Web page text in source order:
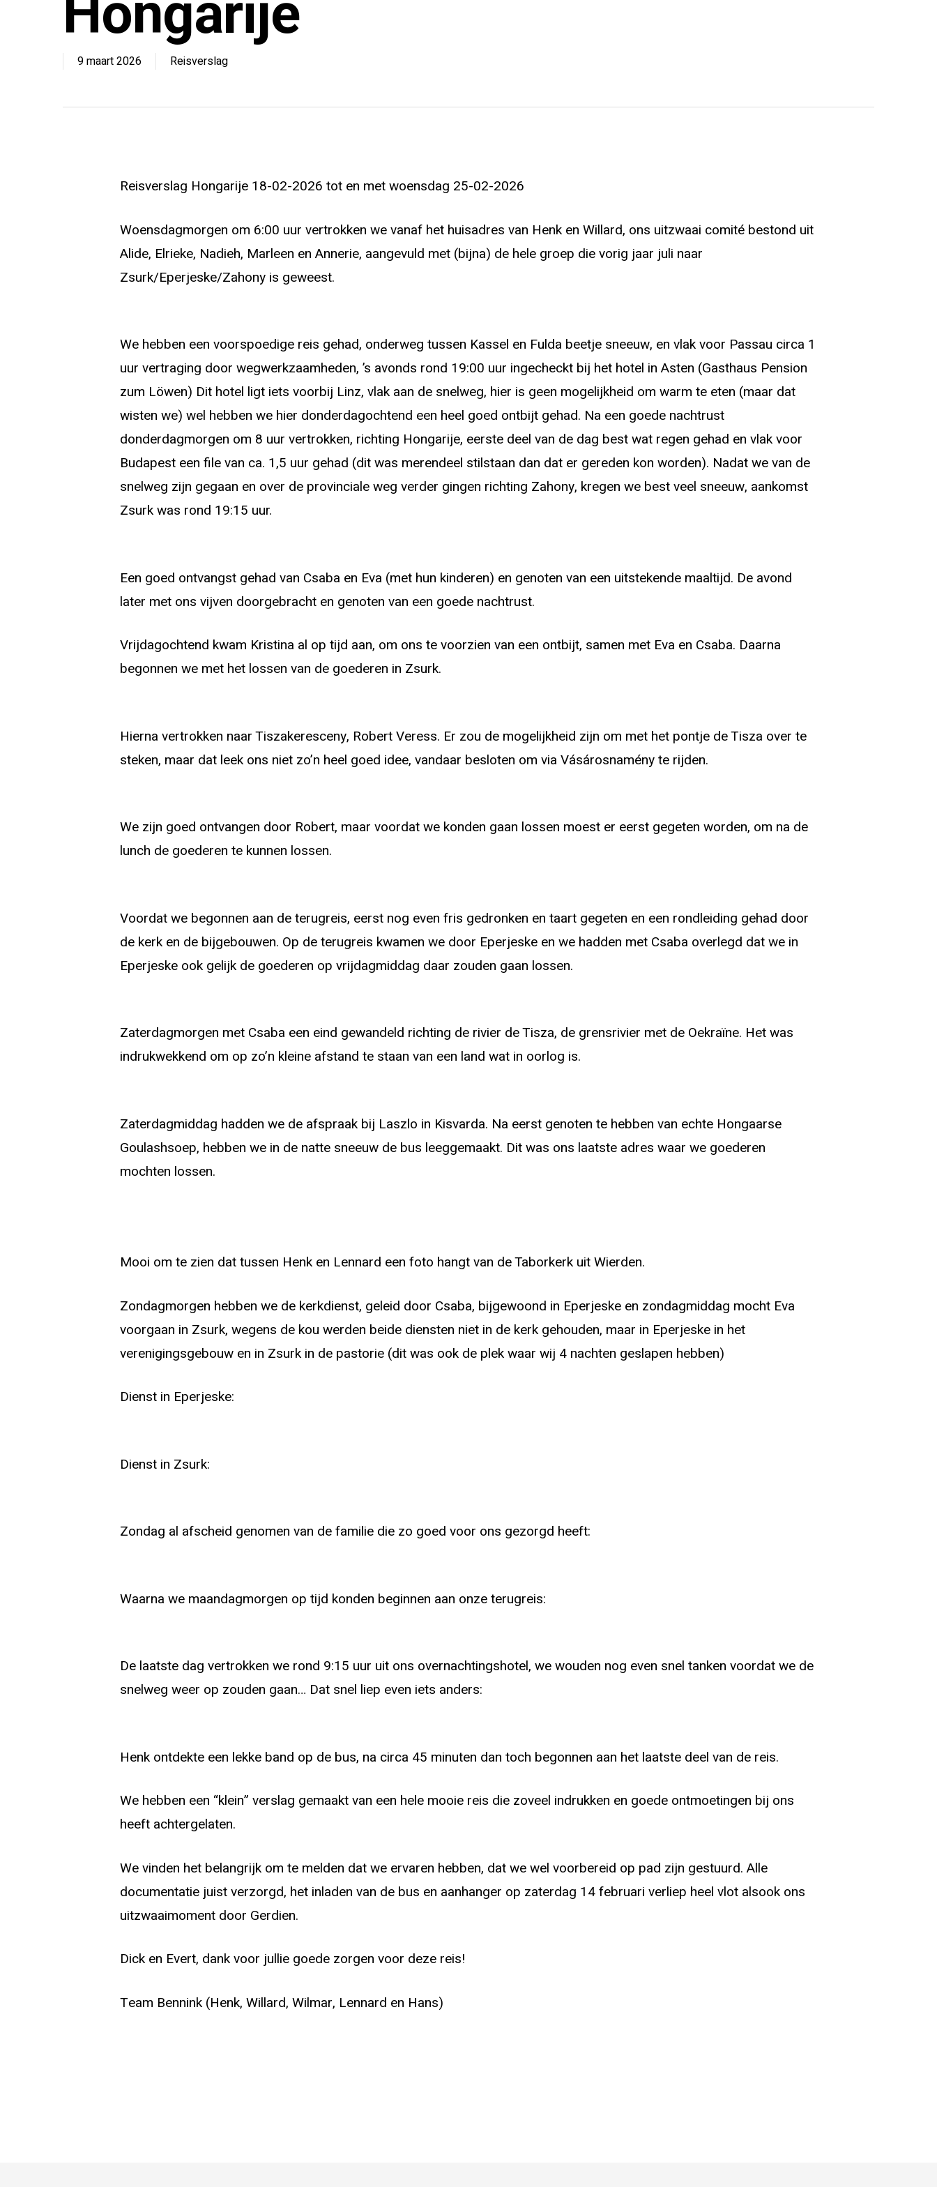
Hongarije
9 maart 2026 Reisverslag
Reisverslag Hongarije 18-02-2026 tot en met woensdag 25-02-2026
Woensdagmorgen om 6:00 uur vertrokken we vanaf het huisadres van Henk en Willard, ons uitzwaai comité bestond uit
Alide, Elrieke, Nadieh, Marleen en Annerie, aangevuld met (bijna) de hele groep die vorig jaar juli naar
Zsurk/Eperjeske/Zahony is geweest.
We hebben een voorspoedige reis gehad, onderweg tussen Kassel en Fulda beetje sneeuw, en vlak voor Passau circa 1
uur vertraging door wegwerkzaamheden, ’s avonds rond 19:00 uur ingecheckt bij het hotel in Asten (Gasthaus Pension
zum Löwen) Dit hotel ligt iets voorbij Linz, vlak aan de snelweg, hier is geen mogelijkheid om warm te eten (maar dat
wisten we) wel hebben we hier donderdagochtend een heel goed ontbijt gehad. Na een goede nachtrust
donderdagmorgen om 8 uur vertrokken, richting Hongarije, eerste deel van de dag best wat regen gehad en vlak voor
Budapest een file van ca. 1,5 uur gehad (dit was merendeel stilstaan dan dat er gereden kon worden). Nadat we van de
snelweg zijn gegaan en over de provinciale weg verder gingen richting Zahony, kregen we best veel sneeuw, aankomst
Zsurk was rond 19:15 uur.
Een goed ontvangst gehad van Csaba en Eva (met hun kinderen) en genoten van een uitstekende maaltijd. De avond
later met ons vijven doorgebracht en genoten van een goede nachtrust.
Vrijdagochtend kwam Kristina al op tijd aan, om ons te voorzien van een ontbijt, samen met Eva en Csaba. Daarna
begonnen we met het lossen van de goederen in Zsurk.
Hierna vertrokken naar Tiszakeresceny, Robert Veress. Er zou de mogelijkheid zijn om met het pontje de Tisza over te
steken, maar dat leek ons niet zo’n heel goed idee, vandaar besloten om via Vásárosnamény te rijden.
We zijn goed ontvangen door Robert, maar voordat we konden gaan lossen moest er eerst gegeten worden, om na de
lunch de goederen te kunnen lossen.
Voordat we begonnen aan de terugreis, eerst nog even fris gedronken en taart gegeten en een rondleiding gehad door
de kerk en de bijgebouwen. Op de terugreis kwamen we door Eperjeske en we hadden met Csaba overlegd dat we in
Eperjeske ook gelijk de goederen op vrijdagmiddag daar zouden gaan lossen.
Zaterdagmorgen met Csaba een eind gewandeld richting de rivier de Tisza, de grensrivier met de Oekraïne. Het was
indrukwekkend om op zo’n kleine afstand te staan van een land wat in oorlog is.
Zaterdagmiddag hadden we de afspraak bij Laszlo in Kisvarda. Na eerst genoten te hebben van echte Hongaarse
Goulashsoep, hebben we in de natte sneeuw de bus leeggemaakt. Dit was ons laatste adres waar we goederen
mochten lossen.
Mooi om te zien dat tussen Henk en Lennard een foto hangt van de Taborkerk uit Wierden.
Zondagmorgen hebben we de kerkdienst, geleid door Csaba, bijgewoond in Eperjeske en zondagmiddag mocht Eva
voorgaan in Zsurk, wegens de kou werden beide diensten niet in de kerk gehouden, maar in Eperjeske in het
verenigingsgebouw en in Zsurk in de pastorie (dit was ook de plek waar wij 4 nachten geslapen hebben)
Dienst in Eperjeske:
Dienst in Zsurk:
Zondag al afscheid genomen van de familie die zo goed voor ons gezorgd heeft:
Waarna we maandagmorgen op tijd konden beginnen aan onze terugreis:
De laatste dag vertrokken we rond 9:15 uur uit ons overnachtingshotel, we wouden nog even snel tanken voordat we de
snelweg weer op zouden gaan… Dat snel liep even iets anders:
Henk ontdekte een lekke band op de bus, na circa 45 minuten dan toch begonnen aan het laatste deel van de reis.
We hebben een “klein” verslag gemaakt van een hele mooie reis die zoveel indrukken en goede ontmoetingen bij ons
heeft achtergelaten.
We vinden het belangrijk om te melden dat we ervaren hebben, dat we wel voorbereid op pad zijn gestuurd. Alle
documentatie juist verzorgd, het inladen van de bus en aanhanger op zaterdag 14 februari verliep heel vlot alsook ons
uitzwaaimoment door Gerdien.
Dick en Evert, dank voor jullie goede zorgen voor deze reis!
Team Bennink (Henk, Willard, Wilmar, Lennard en Hans)